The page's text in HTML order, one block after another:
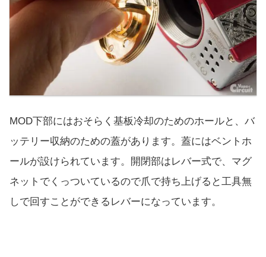
MOD下部にはおそらく基板冷却のためのホールと、バ
ッテリー収納のための蓋があります。蓋にはベントホ
ールが設けられています。開閉部はレバー式で、マグ
ネットでくっついているので爪で持ち上げると工具無
しで回すことができるレバーになっています。